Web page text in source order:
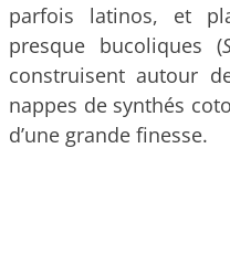
parfois latinos, et
presque bucoliques (
construisent autour
nappes de synthés
d’une grande finesse.